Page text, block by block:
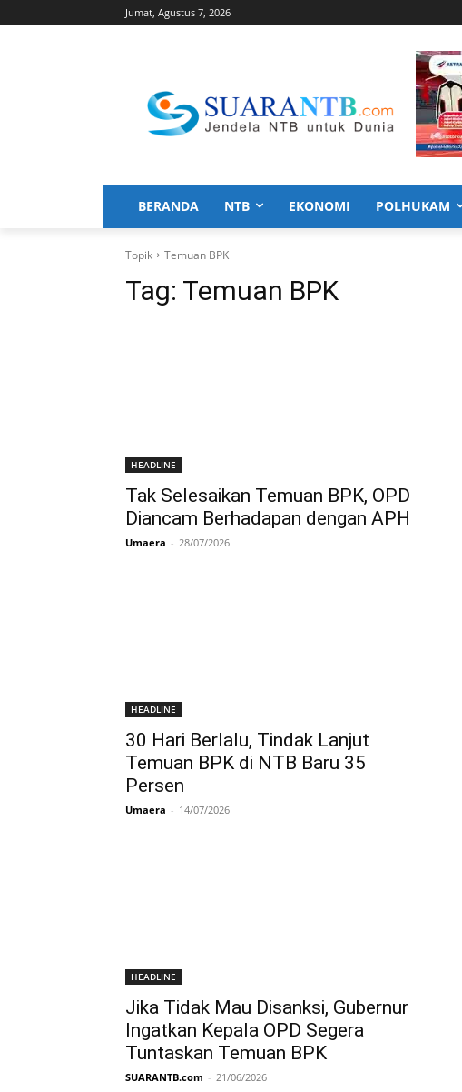
Jumat, Agustus 7, 2026
BERANDA NTB EKONOMI POLHUKAM
Topik Temuan BPK
Tag: Temuan BPK
HEADLINE
Tak Selesaikan Temuan BPK, OPD
Diancam Berhadapan dengan APH
Umaera - 28/07/2026
HEADLINE
30 Hari Berlalu, Tindak Lanjut
Temuan BPK di NTB Baru 35
Persen
Umaera - 14/07/2026
HEADLINE
Jika Tidak Mau Disanksi, Gubernur
Ingatkan Kepala OPD Segera
Tuntaskan Temuan BPK
SUARANTB.com - 21/06/2026